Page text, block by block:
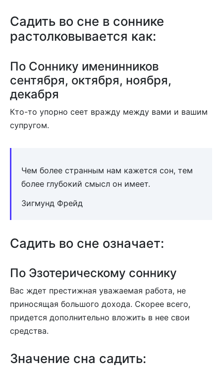
Садить во сне в соннике
растолковывается как:
По Соннику именинников
сентября, октября, ноября,
декабря
Кто-то упорно сеет вражду между вами и вашим
супругом.
Чем более странным нам кажется сон, тем
более глубокий смысл он имеет.
Зигмунд Фрейд
Садить во сне означает:
По Эзотерическому соннику
Вас ждет престижная уважаемая работа, не
приносящая большого дохода. Скорее всего,
придется дополнительно вложить в нее свои
средства.
Значение сна садить: